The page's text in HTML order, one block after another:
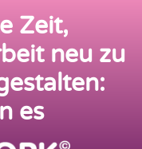
Zeit,
neu zu
es